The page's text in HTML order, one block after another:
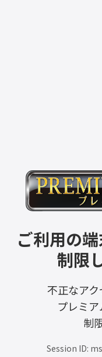
ご利用の
制限
不正なアク
プレミ
制
Session ID: